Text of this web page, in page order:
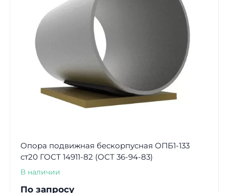
Опора подвижная бескорпусная ОПБ1-133
ст20 ГОСТ 14911-82 (ОСТ 36-94-83)
В наличии
По запросу